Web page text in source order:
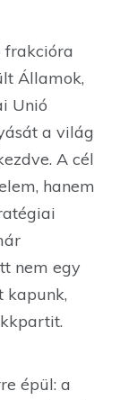
frakcióra
Államok,
Unió
a világ
A cél
hanem
nem egy
kapunk,
épül: a